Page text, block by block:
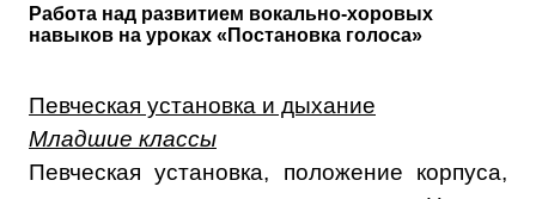
Работа над развитием вокально-хоровых
навыков на уроках «Постановка голоса»
Певческая установка и дыхание
Младшие классы
Певческая установка, положение корпуса,